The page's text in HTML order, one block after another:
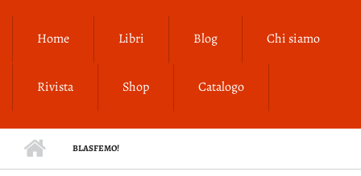
Home Libri Blog Chi siamo
Rivista Shop Catalogo
BLASFEMO!